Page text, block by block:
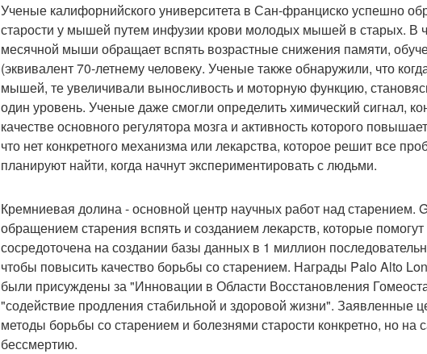
Ученые калифорнийского университета в Сан-франциско успешно
старости у мышей путем инфузии крови молодых мышей в старых. В
месячной мыши обращает вспять возрастные снижения памяти,
(эквивалент 70-летнему человеку. Ученые также обнаружили, что
мышей, те увеличивали выносливость и моторную функцию,
один уровень. Ученые даже смогли определить химический сигнал,
качестве основного регулятора мозга и активность которого
что нет конкретного механизма или лекарства, которое решит все
планируют найти, когда начнут экспериментировать с людьми.
Кремниевая долина - основной центр научных работ над старением.
обращением старения вспять и созданием лекарств, которые
сосредоточена на создании базы данных в 1 миллион
чтобы повысить качество борьбы со старением. Награды Palo Alto
были присуждены за "Инновации в Области Восстановления
"содействие продления стабильной и здоровой жизни". Заявленные
методы борьбы со старением и болезнями старости конкретно, но
бессмертию.